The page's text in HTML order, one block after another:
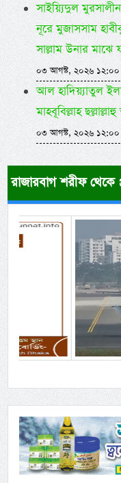
সাইয়্যিদুল
নূরে মুজাসসাম
সাল্লাম উনার মাঝে
০৩ আগস্ট, ২০২৬ ১২:০০
আল হাদিয়্যাতুল
মাহবূবিল্লাহ
০৩ আগস্ট, ২০২৬ ১২:০০
রাজারবাগ শরীফ থেকে
Previous